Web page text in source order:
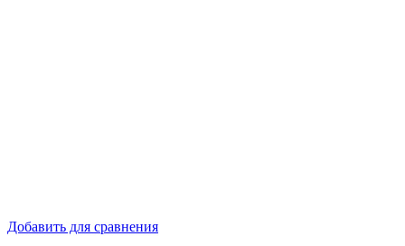
Добавить для сравнения